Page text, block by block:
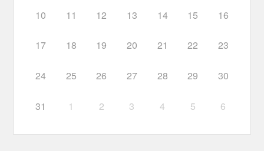
10 11 12 13 14 15 16
17 18 19 20 21 22 23
24 25 26 27 28 29 30
31 1 2 3 4 5 6